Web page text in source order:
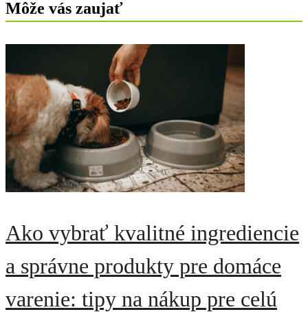
Môže vás zaujať
Ako vybrať kvalitné ingrediencie
a správne produkty pre domáce
varenie: tipy na nákup pre celú